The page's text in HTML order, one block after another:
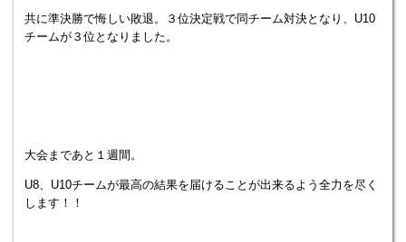
共に準決勝で悔しい敗退。３位決定戦で同チーム対決となり、U10
チームが３位となりました。
大会まであと１週間。
U8、U10チームが最高の結果を届けることが出来るよう全力を尽く
します！！